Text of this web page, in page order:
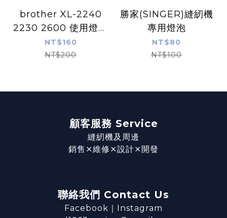
brother XL-2240
2230 2600 使用燈泡
兩個一組
NT$160
NT$200
勝家(SINGER)縫紉機
專用燈泡
NT$80
NT$100
顧客服務 Service
縫紉機及周邊
銷售⨯維修⨯設計⨯開發
聯絡我們 Contact Us
Facebook ｜ Instagram